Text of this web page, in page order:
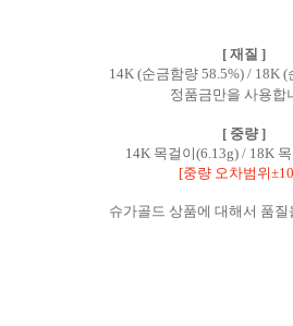
[ 재질 ]
14K (순금함량 58.5%) / 18K
정품금만을 사용합
[ 중량 ]
14K 목걸이(6.13g) / 18K
[중량 오차범위
슈가골드 상품에 대해서 품질